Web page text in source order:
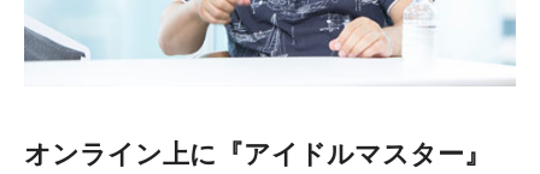
オンライン上に『アイドルマスター』